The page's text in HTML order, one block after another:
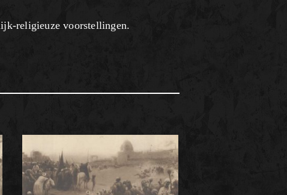
religieuze voorstellingen.